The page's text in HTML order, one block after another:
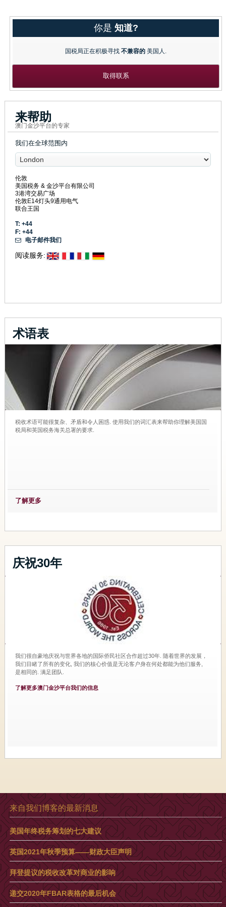
你是 知道?
国税局正在积极寻找 不兼容的 美国人.
取得联系
来帮助
澳门金沙平台的专家
我们在全球范围内
伦敦
美国税务 & 金沙平台有限公司
3港湾交易广场
伦敦E14灯头9通用电气
联合王国
T: +44
F: +44
电子邮件我们
阅读服务:
术语表
税收术语可能很复杂、矛盾和令人困惑. 使用我们的词汇表来帮助你理解美国国
税局和英国税务海关总署的要求.
了解更多
庆祝30年
我们很自豪地庆祝与世界各地的国际侨民社区合作超过30年. 随着世界的发展，
我们目睹了所有的变化, 我们的核心价值是无论客户身在何处都能为他们服务,
是相同的. 满足团队.
了解更多澳门金沙平台我们的信息
来自我们博客的最新消息
美国年终税务筹划的七大建议
英国2021年秋季预算——财政大臣声明
拜登提议的税收改革对商业的影响
递交2020年FBAR表格的最后机会